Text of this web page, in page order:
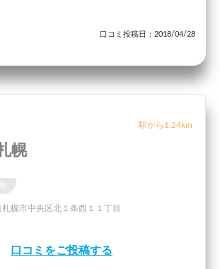
口コミ投稿日：2018/04/28
駅から1.24km
幌
幌市中央区北１条西１１丁目
口コミをご投稿する